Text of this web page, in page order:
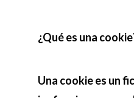
¿Qué es una
Una cookie es un